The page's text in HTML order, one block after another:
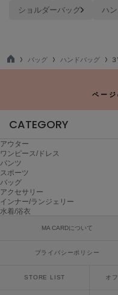
MUCHA
NEW Balance
ナイキ
NOWNS
ナウンス
null.
ヌル
ショルダーバッグ
ハ
TO
バッグ ハンドバッグ
ペー
CATEGORY
アウター
ワンピース/ドレス
パンツ
スポーツ
バッグ
アクセサリー
インナー/ランジェリー
水着/浴衣
MA CARDについて
プライバシーポリシー
STORE LIST オ